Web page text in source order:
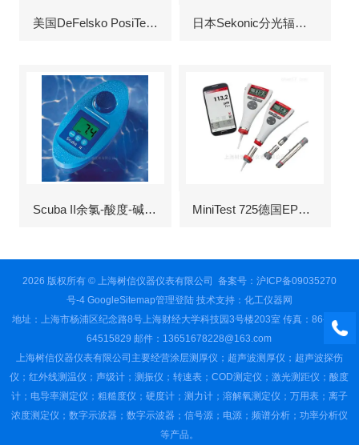
美国DeFelsko PosiTector6000涂层测厚仪 日本Sekonic分光辐射照度计
Scuba II余氯-酸度-碱度-氰尿酸浓度测定仪 MiniTest 725德国EPK涂层测厚仪
2026 版权所有 © 上海树信仪器仪表有限公司 备案号：沪ICP备09035270
号-4 GoogleSitemap管理登陆技术支持： 化工仪器网
地址：上海市杨浦区纪念路8号上海财经大学科技园3号楼203室 传真：86-021-
64515829 邮件：13651678228@163.com
上海树信仪器仪表有限公司主要经营涂层测厚仪；超声波测厚仪；超声波探伤
仪；红外线测温仪；声级计；测振仪；转速表；COD测定仪；激光测距仪；酸度
计；电导率测定仪；粗糙度仪；硬度计；测力计；溶解氧测定仪；万用表；离子
浓度测定仪；数字示波器；数字示波器；信号源；电源；频谱分析；功率分析仪
等产品。